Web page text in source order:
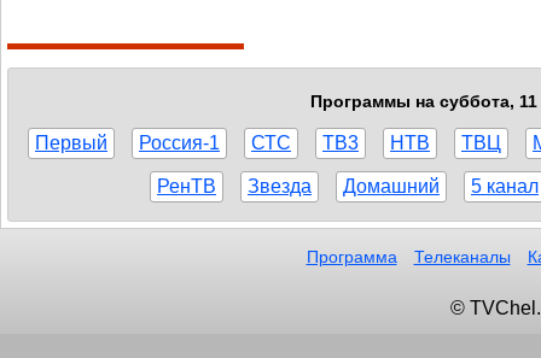
Программы на суббота, 11
Первый Россия-1 СТС ТВ3 НТВ ТВЦ
РенТВ Звезда Домашний 5 канал
Программа Телеканалы
©